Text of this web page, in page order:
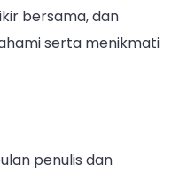
bersama, dan
serta menikmati
penulis dan